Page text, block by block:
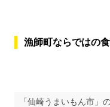
漁師町ならではの
「仙崎うまいもん市」